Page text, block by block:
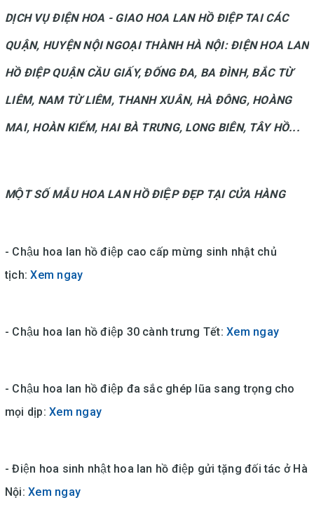
DỊCH VỤ ĐIỆN HOA - GIAO HOA LAN HỒ ĐIỆP TAI CÁC
QUẬN, HUYỆN NỘI NGOẠI THÀNH HÀ NỘI: ĐIỆN HOA LAN
HỒ ĐIỆP QUẬN CẦU GIẤY, ĐỐNG ĐA, BA ĐÌNH, BẮC TỪ
LIÊM, NAM TỪ LIÊM, THANH XUÂN, HÀ ĐÔNG, HOÀNG
MAI, HOÀN KIẾM, HAI BÀ TRƯNG, LONG BIÊN, TÂY HỒ...
MỘT SỐ MẪU HOA LAN HỒ ĐIỆP ĐẸP TẠI CỬA HÀNG
- Chậu hoa lan hồ điệp cao cấp mừng sinh nhật chủ
tịch:Xem ngay
- Chậu hoa lan hồ điệp 30 cành trưng Tết:Xem ngay
- Chậu hoa lan hồ điệp đa sắc ghép lũa sang trọng cho
mọi dịp:Xem ngay
- Điện hoa sinh nhật hoa lan hồ điệp gửi tặng đối tác ở Hà
Nội:Xem ngay